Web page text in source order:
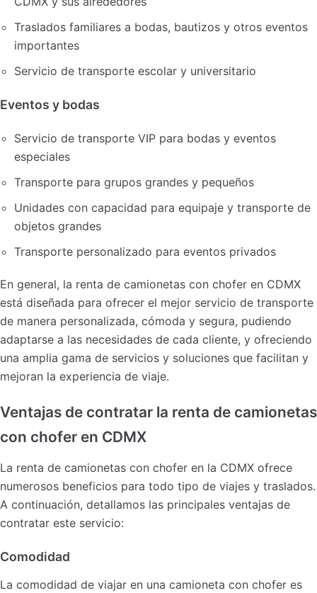
Traslados familiares a bodas, bautizos y otros eventos
importantes
Servicio de transporte escolar y universitario
Eventos y bodas
Servicio de transporte VIP para bodas y eventos
especiales
Transporte para grupos grandes y pequeños
Unidades con capacidad para equipaje y transporte de
objetos grandes
Transporte personalizado para eventos privados
En general, la renta de camionetas con chofer en CDMX
está diseñada para ofrecer el mejor servicio de transporte
de manera personalizada, cómoda y segura, pudiendo
adaptarse a las necesidades de cada cliente, y ofreciendo
una amplia gama de servicios y soluciones que facilitan y
mejoran la experiencia de viaje.
Ventajas de contratar la renta de camionetas
con chofer en CDMX
La renta de camionetas con chofer en la CDMX ofrece
numerosos beneficios para todo tipo de viajes y traslados.
A continuación, detallamos las principales ventajas de
contratar este servicio:
Comodidad
La comodidad de viajar en una camioneta con chofer es